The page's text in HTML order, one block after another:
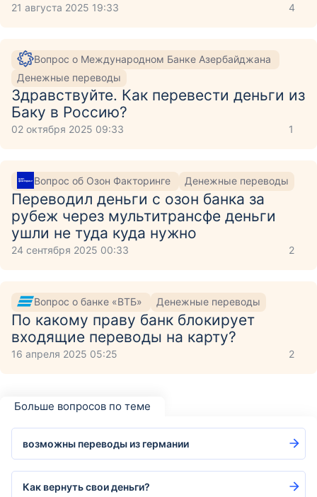
21 августа 2025 19:33 4
Вопрос о Международном Банке Азербайджана
Денежные переводы
Здравствуйте. Как перевести деньги из
Баку в Россию?
02 октября 2025 09:33 1
Вопрос об Озон Факторинге Денежные переводы
Переводил деньги с озон банка за
рубеж через мультитрансфе деньги
ушли не туда куда нужно
24 сентября 2025 00:33 2
Вопрос о банке «ВТБ» Денежные переводы
По какому праву банк блокирует
входящие переводы на карту?
16 апреля 2025 05:25 2
Больше вопросов по теме
возможны переводы из германии
Как вернуть свои деньги?